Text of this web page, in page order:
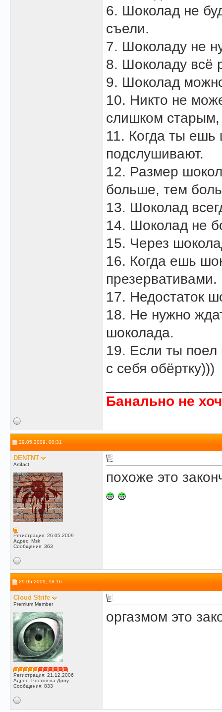
6. Шоколад не
съели.
7. Шоколаду не
8. Шоколаду всё
9. Шоколад
10. Никто не
слишком
11. Когда ты ешь
подслушивают.
12. Размер
больше, тем
13. Шоколад
14. Шоколад не
15. Через
16. Когда ешь
презервативами.
17. Недостаток
18. Не нужно
шоколада.
19. Если ты поел
с себя обёртку)))
Банально не
29.05.2009, 00:31
DENTNT
Artifact
Регистрация: 26.05.2009
Адрес: Msk
Сообщения: 363
похоже это
29.05.2009, 18:16
Cloud Strife
Premium Member
Регистрация: 21.12.2006
Адрес: Ростов-на-Дону
Сообщения: 833
оргазмом это